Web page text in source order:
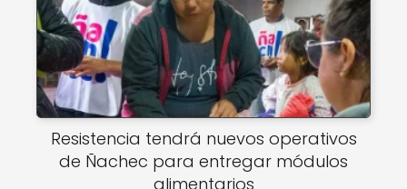
Resistencia tendrá nuevos operativos
de Ñachec para entregar módulos
alimentarios